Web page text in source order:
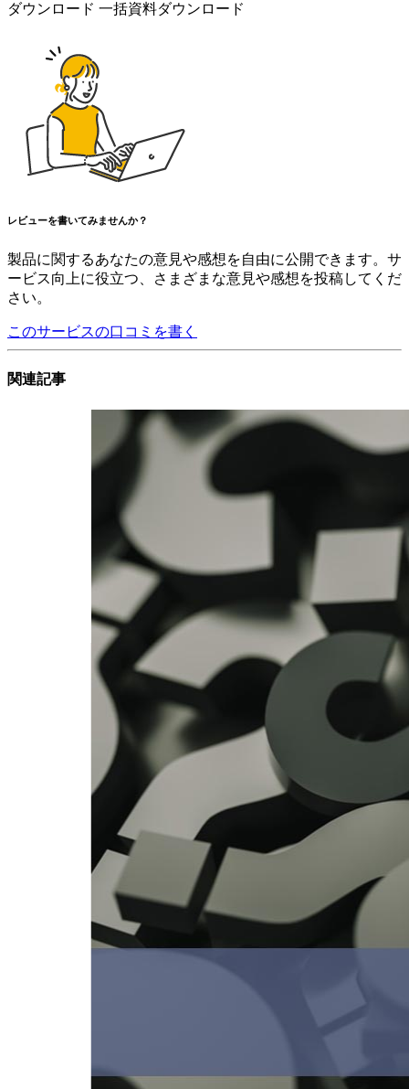
ダウンロード 一括資料ダウンロード
レビューを書いてみませんか？
製品に関するあなたの意見や感想を自由に公開できます。サ
ービス向上に役立つ、さまざまな意見や感想を投稿してくだ
さい。
このサービスの口コミを書く
関連記事